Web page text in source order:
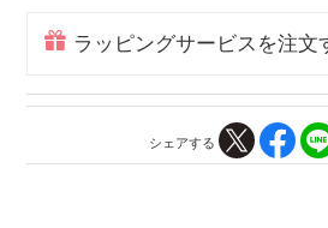
ラッピングサービスを注文
シェアする